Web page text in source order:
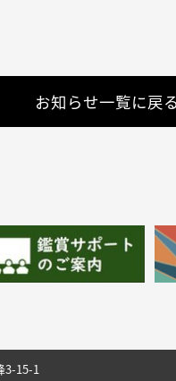
お知らせ一覧に戻る
3-15-1